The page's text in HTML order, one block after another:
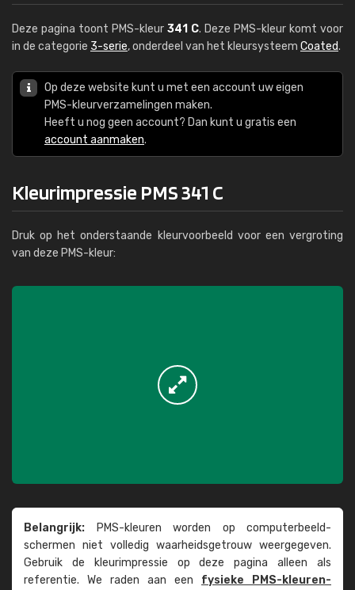
Deze pagina toont PMS-kleur 341 C. Deze PMS-kleur komt voor
in de categorie 3-serie, onderdeel van het kleursysteem Coated.
Op deze website kunt u met een account uw eigen
PMS-kleurverzamelingen maken.
Heeft u nog geen account? Dan kunt u gratis een
account aanmaken.
Kleurimpressie PMS 341 C
Druk op het onderstaande kleurvoorbeeld voor een vergroting
van deze PMS-kleur:
Belangrijk: PMS-kleuren worden op computer­beeld­
schermen niet volledig waarheids­­getrouw weer­gegeven.
Gebruik de kleur­impressie op deze pagina alleen als
referentie. We raden aan een fysieke PMS-kleuren­